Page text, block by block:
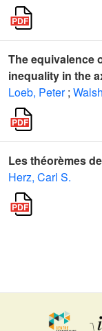
The equivalence
inequality in the
Loeb, Peter ;
Les théorèmes
Herz, Carl S.